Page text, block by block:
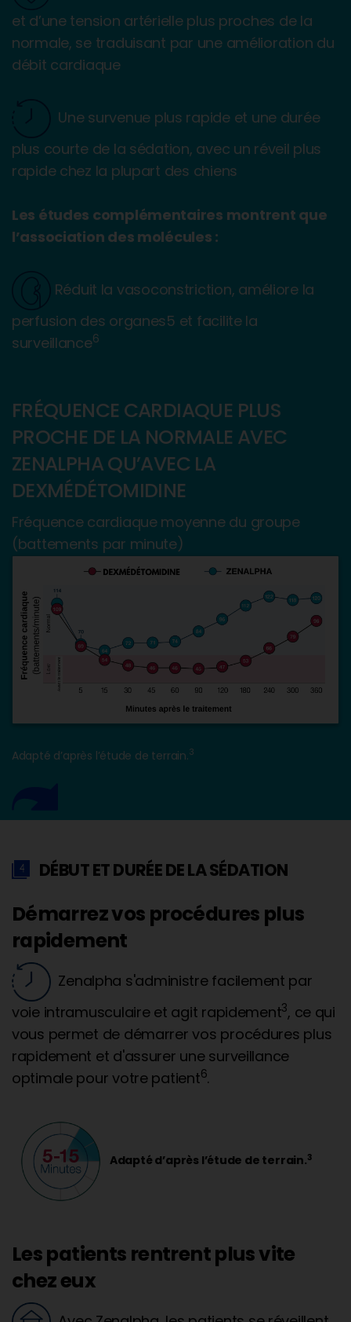
et d’une tension artérielle plus proches de la
normale, se traduisant par une amélioration du
débit cardiaque
Une survenue plus rapide et une durée
plus courte de la sédation, avec un réveil plus
rapide chez la plupart des chiens
Les études complémentaires montrent que
l’association des molécules :
Réduit la vasoconstriction, améliore la
perfusion des organes5 et facilite la
surveillance6
FRÉQUENCE CARDIAQUE PLUS
PROCHE DE LA NORMALE AVEC
ZENALPHA QU’AVEC LA
DEXMÉDÉTOMIDINE
Fréquence cardiaque moyenne du groupe
(battements par minute)
Adapté d’après l’étude de terrain.3
DÉBUT ET DURÉE DE LA SÉDATION
Démarrez vos procédures plus
rapidement
Zenalpha s'administre facilement par
voie intramusculaire et agit rapidement3, ce qui
vous permet de démarrer vos procédures plus
rapidement et d'assurer une surveillance
optimale pour votre patient6.
Adapté d’après l’étude de terrain.3
Les patients rentrent plus vite
chez eux